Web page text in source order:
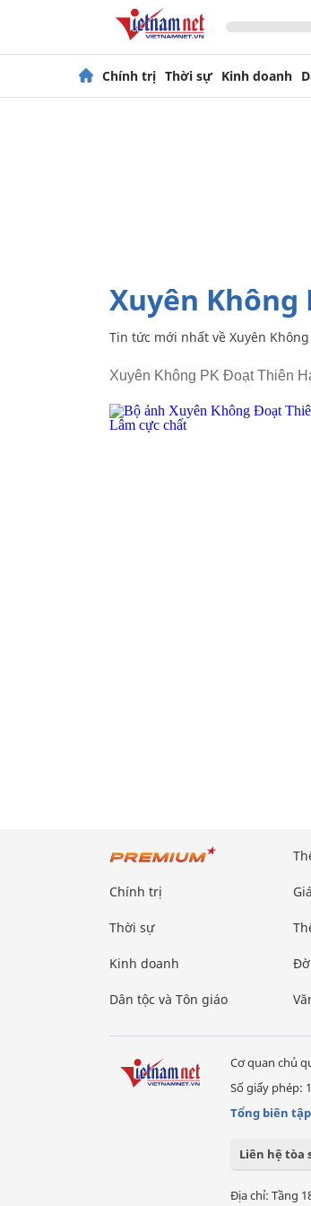
Chính trị Thời sự Kinh doanh
Xuyên
Tin tức mới nhất về Xuyên
Xuyên Không PK Đoạt Thiên
Chính trị
Thời sự
Kinh doanh
Dân tộc và Tôn giáo
Cơ quan chủ
Số giấy phép:
Tổng biên
Liên hệ tòa
Địa chỉ: Tầng